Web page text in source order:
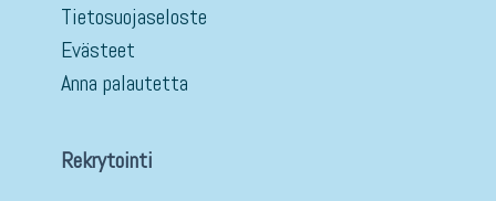
Tietosuojaseloste
Evästeet
Anna palautetta
Rekrytointi